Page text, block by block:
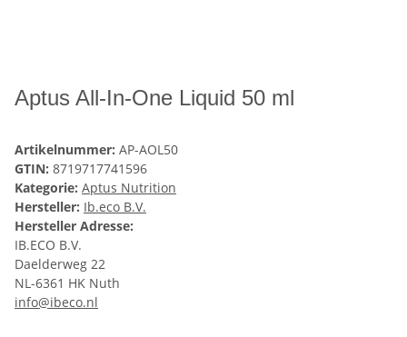
Aptus All-In-One Liquid 50 ml
Artikelnummer: AP-AOL50
GTIN: 8719717741596
Kategorie: Aptus Nutrition
Hersteller: Ib.eco B.V.
Hersteller Adresse:
IB.ECO B.V.
Daelderweg 22
NL-6361 HK Nuth
info@ibeco.nl